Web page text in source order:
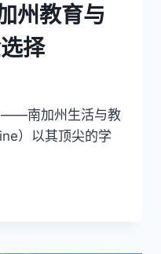
州教育与
择
——南加州生活与教
）以其顶尖的学